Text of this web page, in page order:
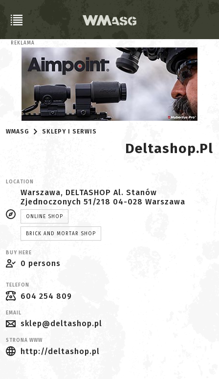
REKLAMA
WMASG SKLEPY I SERWIS
Deltashop.pl
LOCATION
Warszawa, DELTASHOP Al. Stanów
Zjednoczonych 51/218 04-028 Warszawa
ONLINE SHOP
BRICK AND MORTAR SHOP
BUY HERE
0 persons
TELEFON
604 254 809
EMAIL
sklep@deltashop.pl
STRONA WWW
http://deltashop.pl